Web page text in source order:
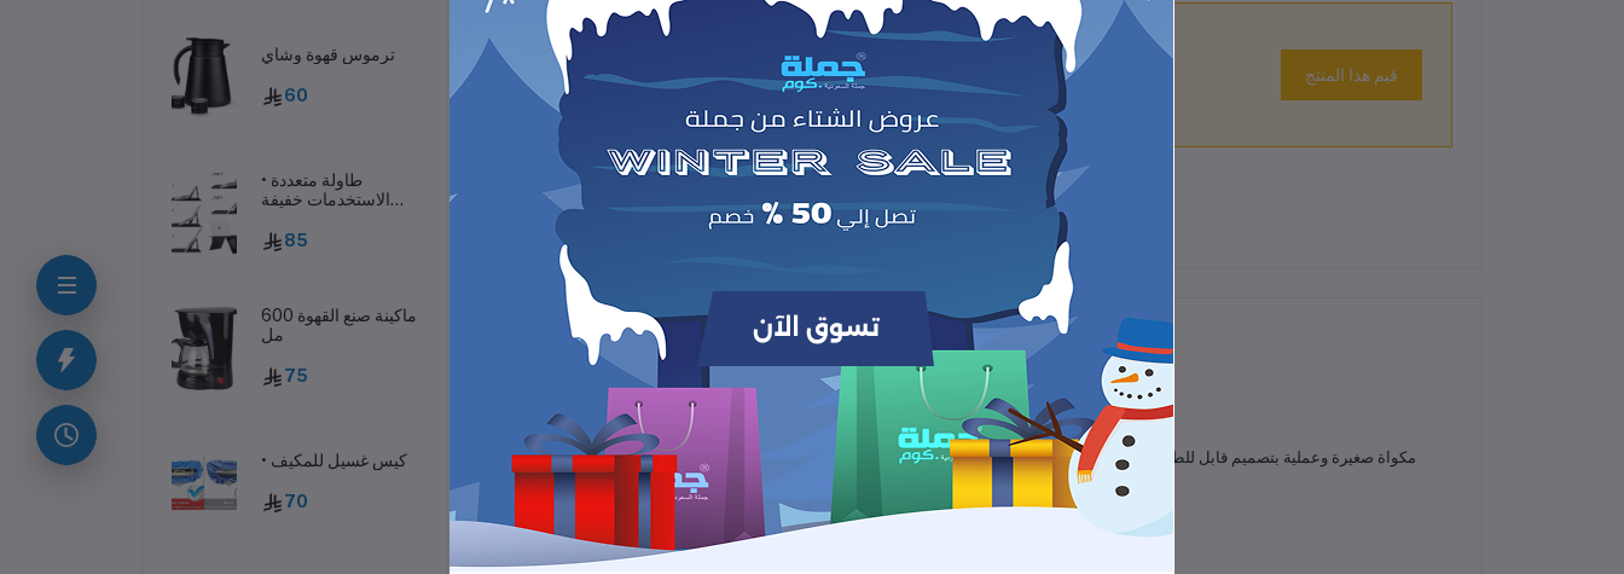
ترموس قهوة وشاي
60
• طاولة متعددة
الاستخدمات خفيفة
85
ماكينة صنع القهوة 600
مل
75
• كيس غسيل للمكيف
70
0 من أصل 5.0 قيم هذا المنتج
مكواة صغيرة وعملية بتصميم قابل للطي، سهلة الحمل في السفر والاستخدام اليومي. تسخين سريع وفعالية عالية للتخلص من التجاعيد بسرعة،
مثالية للملابس أثناء التنقل.